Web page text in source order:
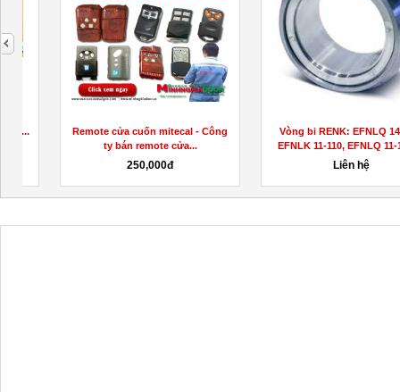
Dây Dẫn Nước Inox 304, Dây Dẫn
Nước Chịu...
100,000đ
Nơi bán thùng giữ lạnh 450 lít
rẻ tại...
2,100,000đ
next